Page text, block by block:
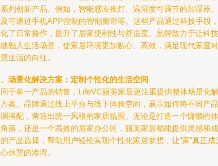
列创新产品。例如，智能感应夜灯、温湿度可调节的加湿器、
可通过手机APP控制的智能窗帘等。这些产品通过科技手段
了日常操作，提升了居家便利性与舒适度。品牌致力于让科技
融入生活场景，使家居环境更加贴心、高效，满足现代家庭对
生活的向往。
场景化解决方案：定制个性化的生活空间
于单一产品的销售，LifeVC丽芙家居更注重提供整体场景化
案。品牌通过线上平台与线下体验空间，展示如何将不同产品
搭配，营造出统一风格的家居氛围。无论是打造一个慵懒的休
落，还是一个高效的居家办公区，丽芙家居都能提供灵感和成
产品选择，帮助用户轻松实现个性化家居梦想，让“家”真正成
休憩的港湾。